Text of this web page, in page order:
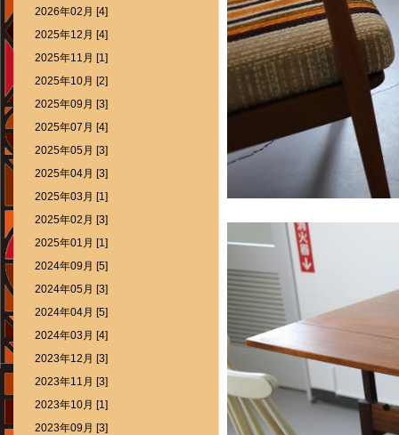
2026年02月 [4]
2025年12月 [4]
2025年11月 [1]
2025年10月 [2]
2025年09月 [3]
2025年07月 [4]
2025年05月 [3]
2025年04月 [3]
2025年03月 [1]
2025年02月 [3]
2025年01月 [1]
2024年09月 [5]
2024年05月 [3]
2024年04月 [5]
2024年03月 [4]
2023年12月 [3]
2023年11月 [3]
2023年10月 [1]
2023年09月 [3]